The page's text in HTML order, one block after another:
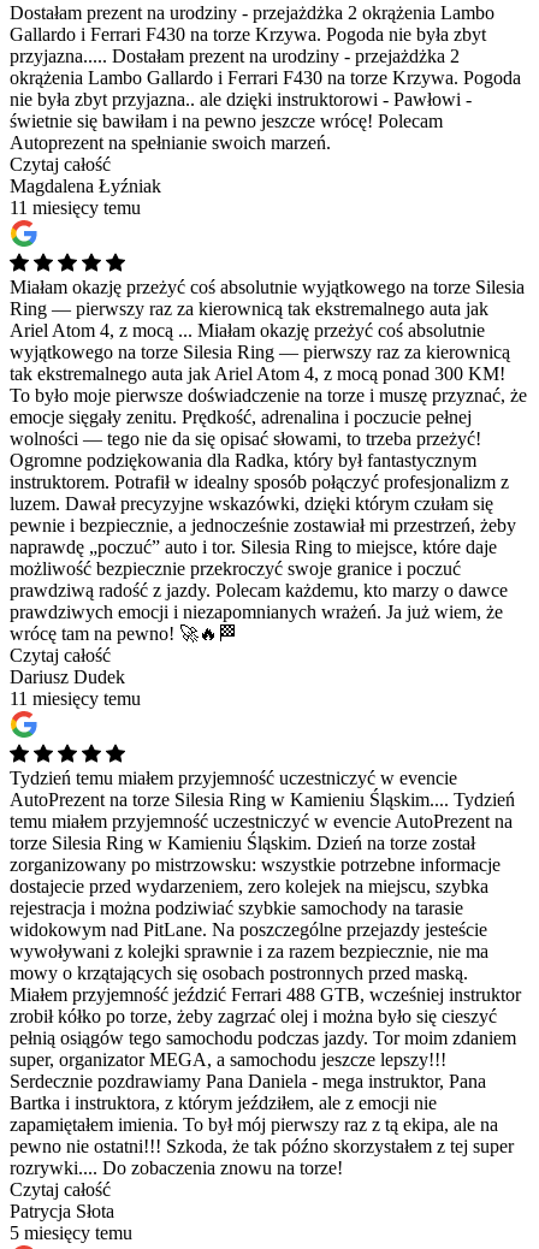
Dostałam prezent na urodziny - przejażdżka 2 okrążenia Lambo
Gallardo i Ferrari F430 na torze Krzywa. Pogoda nie była zbyt
przyjazna..... Dostałam prezent na urodziny - przejażdżka 2
okrążenia Lambo Gallardo i Ferrari F430 na torze Krzywa. Pogoda
nie była zbyt przyjazna.. ale dzięki instruktorowi - Pawłowi -
świetnie się bawiłam i na pewno jeszcze wrócę! Polecam
Autoprezent na spełnianie swoich marzeń.
Czytaj całość
Magdalena Łyźniak
11 miesięcy temu
Miałam okazję przeżyć coś absolutnie wyjątkowego na torze Silesia
Ring — pierwszy raz za kierownicą tak ekstremalnego auta jak
Ariel Atom 4, z mocą ... Miałam okazję przeżyć coś absolutnie
wyjątkowego na torze Silesia Ring — pierwszy raz za kierownicą
tak ekstremalnego auta jak Ariel Atom 4, z mocą ponad 300 KM!
To było moje pierwsze doświadczenie na torze i muszę przyznać, że
emocje sięgały zenitu. Prędkość, adrenalina i poczucie pełnej
wolności — tego nie da się opisać słowami, to trzeba przeżyć!
Ogromne podziękowania dla Radka, który był fantastycznym
instruktorem. Potrafił w idealny sposób połączyć profesjonalizm z
luzem. Dawał precyzyjne wskazówki, dzięki którym czułam się
pewnie i bezpiecznie, a jednocześnie zostawiał mi przestrzeń, żeby
naprawdę „poczuć” auto i tor. Silesia Ring to miejsce, które daje
możliwość bezpiecznie przekroczyć swoje granice i poczuć
prawdziwą radość z jazdy. Polecam każdemu, kto marzy o dawce
prawdziwych emocji i niezapomnianych wrażeń. Ja już wiem, że
wrócę tam na pewno! 🚀🔥🏁
Czytaj całość
Dariusz Dudek
11 miesięcy temu
Tydzień temu miałem przyjemność uczestniczyć w evencie
AutoPrezent na torze Silesia Ring w Kamieniu Śląskim.... Tydzień
temu miałem przyjemność uczestniczyć w evencie AutoPrezent na
torze Silesia Ring w Kamieniu Śląskim. Dzień na torze został
zorganizowany po mistrzowsku: wszystkie potrzebne informacje
dostajecie przed wydarzeniem, zero kolejek na miejscu, szybka
rejestracja i można podziwiać szybkie samochody na tarasie
widokowym nad PitLane. Na poszczególne przejazdy jesteście
wywoływani z kolejki sprawnie i za razem bezpiecznie, nie ma
mowy o krzątających się osobach postronnych przed maską.
Miałem przyjemność jeździć Ferrari 488 GTB, wcześniej instruktor
zrobił kółko po torze, żeby zagrzać olej i można było się cieszyć
pełnią osiągów tego samochodu podczas jazdy. Tor moim zdaniem
super, organizator MEGA, a samochodu jeszcze lepszy!!!
Serdecznie pozdrawiamy Pana Daniela - mega instruktor, Pana
Bartka i instruktora, z którym jeździłem, ale z emocji nie
zapamiętałem imienia. To był mój pierwszy raz z tą ekipa, ale na
pewno nie ostatni!!! Szkoda, że tak późno skorzystałem z tej super
rozrywki.... Do zobaczenia znowu na torze!
Czytaj całość
Patrycja Słota
5 miesięcy temu